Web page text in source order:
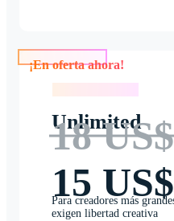
Unlimited
18 US$
15 US$
Para creadores más
exigen libertad creativa